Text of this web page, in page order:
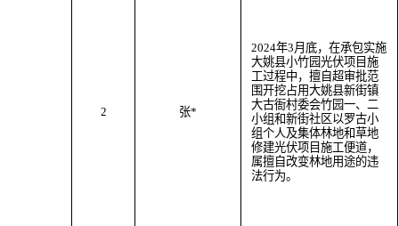
2 张*
2024年3月 底， 在承包实施
大姚县小竹园光伏项目施
工过程中， 擅自超审批范
围开挖占用大姚县新街镇
大古衙村委会竹园一、二
小组和新街社区以罗古小
组个人及集体林地和草地
修建光伏项目施工便道，
属擅自改变林地用途的违
法行为。